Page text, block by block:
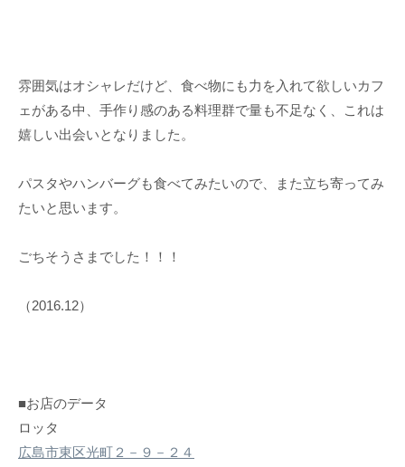
雰囲気はオシャレだけど、食べ物にも力を入れて欲しいカフ
ェがある中、手作り感のある料理群で量も不足なく、これは
嬉しい出会いとなりました。
パスタやハンバーグも食べてみたいので、また立ち寄ってみ
たいと思います。
ごちそうさまでした！！！
（2016.12）
■お店のデータ
ロッタ
広島市東区光町２－９－２４